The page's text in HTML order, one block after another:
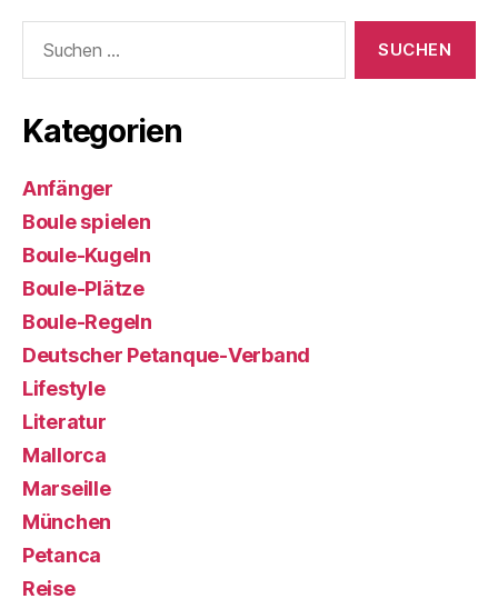
nach:
Kategorien
Anfänger
Boule spielen
Boule-Kugeln
Boule-Plätze
Boule-Regeln
Deutscher Petanque-Verband
Lifestyle
Literatur
Mallorca
Marseille
München
Petanca
Reise